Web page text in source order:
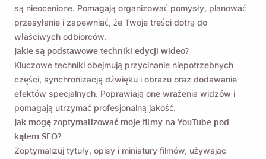
są nieocenione. Pomagają organizować pomysły, planować
przesyłanie i zapewniać, że Twoje treści dotrą do
właściwych odbiorców.
Jakie są podstawowe techniki edycji wideo?
Kluczowe techniki obejmują przycinanie niepotrzebnych
części, synchronizację dźwięku i obrazu oraz dodawanie
efektów specjalnych. Poprawiają one wrażenia widzów i
pomagają utrzymać profesjonalną jakość.
Jak mogę zoptymalizować moje filmy na YouTube pod
kątem SEO?
Zoptymalizuj tytuły, opisy i miniatury filmów, używając